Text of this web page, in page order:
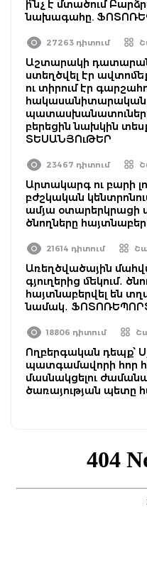
ի՞նչ է մտածում
նախագահը.
27263 դիտում
Աշտարակի
ստեղծվել էր
ու տիրում էր
հակասանիտարական
բերեցին նախկին
ՏԵՍԱՆՅՈւԹԵՐ
23467 դիտում
Արտակարգ ու բարի
բժշկական
ամյա օտարերկրացի
ծնողները
21614 դիտում
Առեղծվածային
գյուղերից մեկում․
հայտնաբերվել են
նամակ․
18806 դիտում
Ողբերգական դեպք՝
պատգամավորի հոր
մասնակցելու
ծառայության պետը